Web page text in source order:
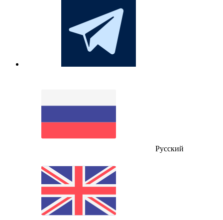
Русский